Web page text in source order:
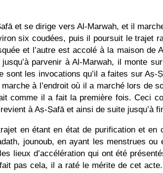
et se dirige vers Al-Marwah, et il
six coudées, puis il poursuit le trajet
et l’autre est accolé à la maison de
jusqu’à parvenir à Al-Marwah, il monte
sont les invocations qu’il a faites sur
à l’endroit où il a marché lors de
comme il a fait la première fois. Ceci
à Aṣ-Ṣafā et ainsi de suite jusqu’à
en étant en état de purification et
jounoub, en ayant les menstrues
lieux d’accélération qui ont été
pas cela, il a raté le mérite de cet